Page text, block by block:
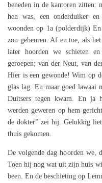
beneden in de kantoren zitten:
hen was, een onderduiker
woonden op 1a (polderdijk)
zou gebeuren. Af en toe, als
later hoorden we schieten
geroepen; van der Neut, van
Hier is een gewonde! Wim op
glas lag. En maar goed lawaai
Duitsers tegen kwam. En ja
werden geweren op hem
de dokter” zei hij. Gelukkig
thuis gekomen.
De volgende dag hoorden we,
Toen hij nog wat uit zijn huis
been. En de beschieting op